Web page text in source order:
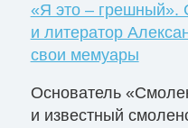
«Я это – грешный».
и литератор
свои мемуары
Основатель
и известный